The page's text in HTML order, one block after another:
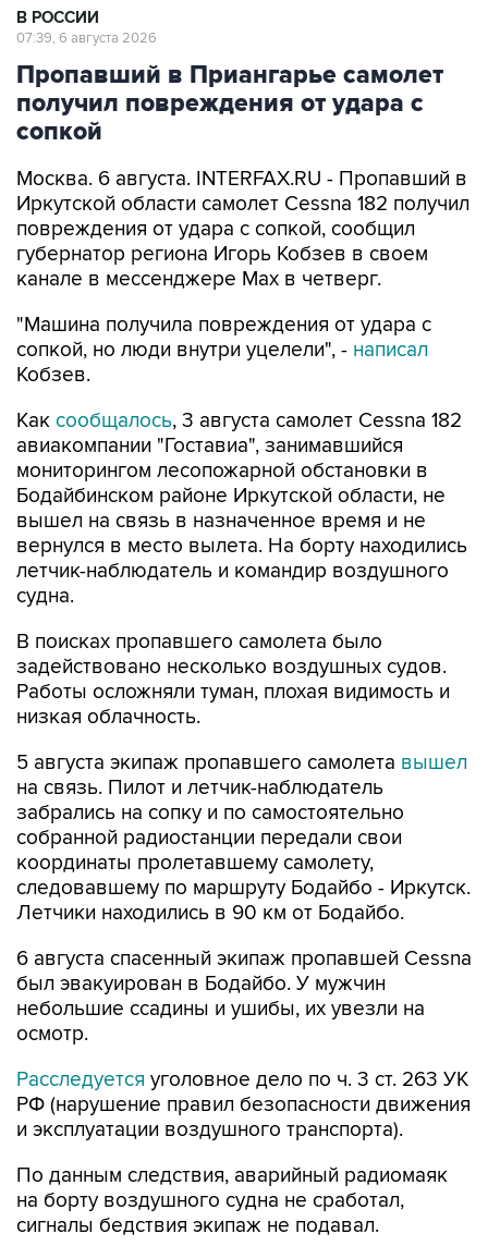
В РОССИИ
07:39, 6 августа 2026
Пропавший в Приангарье самолет
получил повреждения от удара с
сопкой
Москва. 6 августа. INTERFAX.RU - Пропавший в
Иркутской области самолет Cessna 182 получил
повреждения от удара с сопкой, сообщил
губернатор региона Игорь Кобзев в своем
канале в мессенджере Мах в четверг.
"Машина получила повреждения от удара с
сопкой, но люди внутри уцелели", - написал
Кобзев.
Как сообщалось, 3 августа самолет Cessna 182
авиакомпании "Гоставиа", занимавшийся
мониторингом лесопожарной обстановки в
Бодайбинском районе Иркутской области, не
вышел на связь в назначенное время и не
вернулся в место вылета. На борту находились
летчик-наблюдатель и командир воздушного
судна.
В поисках пропавшего самолета было
задействовано несколько воздушных судов.
Работы осложняли туман, плохая видимость и
низкая облачность.
5 августа экипаж пропавшего самолета вышел
на связь. Пилот и летчик-наблюдатель
забрались на сопку и по самостоятельно
собранной радиостанции передали свои
координаты пролетавшему самолету,
следовавшему по маршруту Бодайбо - Иркутск.
Летчики находились в 90 км от Бодайбо.
6 августа спасенный экипаж пропавшей Cessna
был эвакуирован в Бодайбо. У мужчин
небольшие ссадины и ушибы, их увезли на
осмотр.
Расследуется уголовное дело по ч. 3 ст. 263 УК
РФ (нарушение правил безопасности движения
и эксплуатации воздушного транспорта).
По данным следствия, аварийный радиомаяк
на борту воздушного судна не сработал,
сигналы бедствия экипаж не подавал.